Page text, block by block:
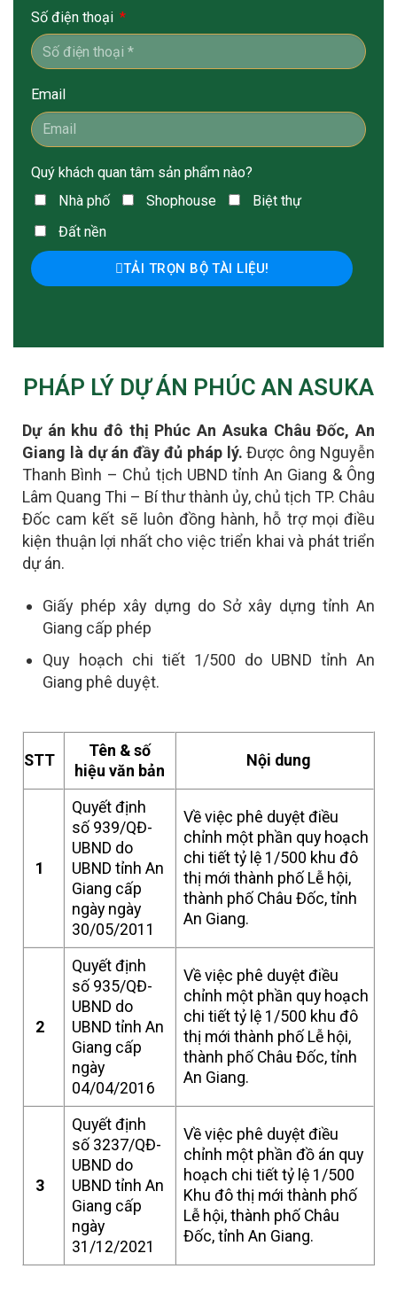
Số điện thoại
Email
Quý khách quan tâm sản phẩm nào?
Nhà phố
Shophouse
Biệt thự
Đất nền
TẢI TRỌN BỘ TÀI LIỆU!
PHÁP LÝ DỰ ÁN PHÚC AN ASUKA
Dự án khu đô thị Phúc An Asuka Châu Đốc, An
Giang là dự án đầy đủ pháp lý.Được ông Nguyễn
Thanh Bình – Chủ tịch UBND tỉnh An Giang & Ông
Lâm Quang Thi – Bí thư thành ủy, chủ tịch TP. Châu
Đốc cam kết sẽ luôn đồng hành, hỗ trợ mọi điều
kiện thuận lợi nhất cho việc triển khai và phát triển
dự án.
Giấy phép xây dựng do Sở xây dựng tỉnh An
Giang cấp phép
Quy hoạch chi tiết 1/500 do UBND tỉnh An
Giang phê duyệt.
STT
Tên & số
hiệu văn bản
Nội dung
1
Quyết định
số 939/QĐ-
UBND do
UBND tỉnh An
Giang cấp
ngày ngày
30/05/2011
Về việc phê duyệt điều
chỉnh một phần quy hoạch
chi tiết tỷ lệ 1/500 khu đô
thị mới thành phố Lễ hội,
thành phố Châu Đốc, tỉnh
An Giang.
2
Quyết định
số 935/QĐ-
UBND do
UBND tỉnh An
Giang cấp
ngày
04/04/2016
Về việc phê duyệt điều
chỉnh một phần quy hoạch
chi tiết tỷ lệ 1/500 khu đô
thị mới thành phố Lễ hội,
thành phố Châu Đốc, tỉnh
An Giang.
3
Quyết định
số 3237/QĐ-
UBND do
UBND tỉnh An
Giang cấp
ngày
31/12/2021
Về việc phê duyệt điều
chỉnh một phần đồ án quy
hoạch chi tiết tỷ lệ 1/500
Khu đô thị mới thành phố
Lễ hội, thành phố Châu
Đốc, tỉnh An Giang.